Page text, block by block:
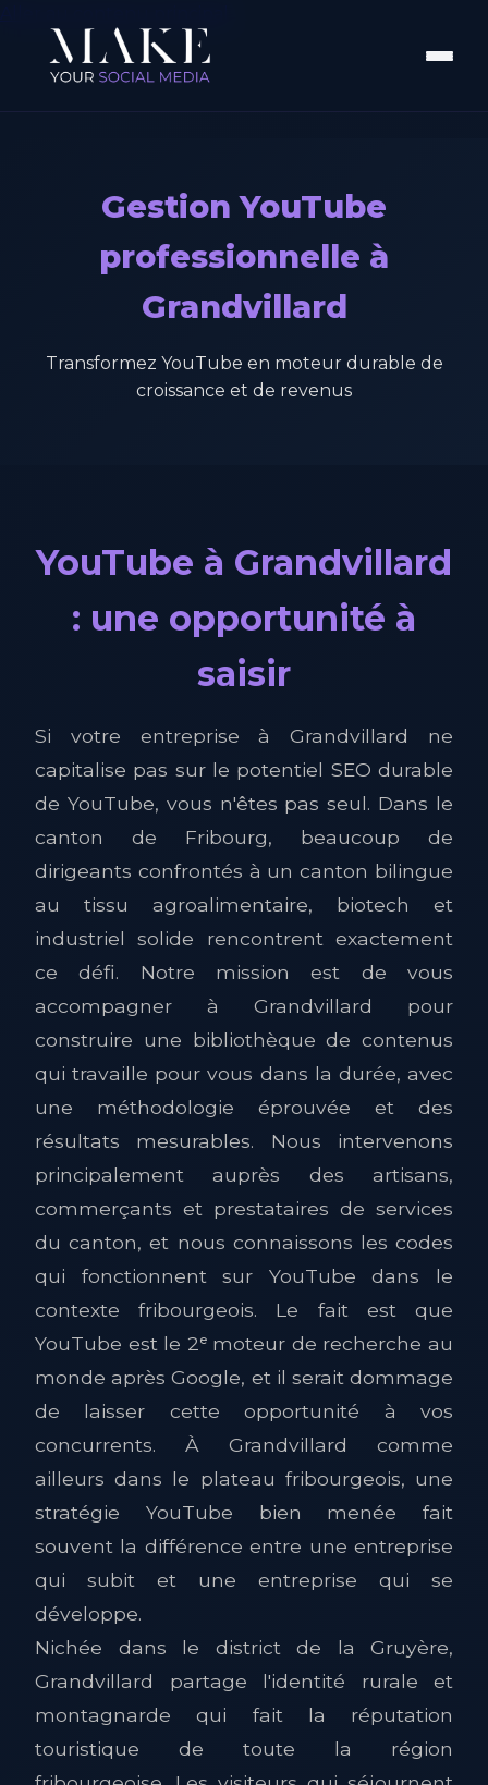
Gestion YouTube
professionnelle à
Grandvillard
Transformez YouTube en moteur durable de
croissance et de revenus
YouTube à Grandvillard
: une opportunité à
saisir
Si votre entreprise à Grandvillard ne
capitalise pas sur le potentiel SEO durable
de YouTube, vous n'êtes pas seul. Dans le
canton de Fribourg, beaucoup de
dirigeants confrontés à un canton bilingue
au tissu agroalimentaire, biotech et
industriel solide rencontrent exactement
ce défi. Notre mission est de vous
accompagner à Grandvillard pour
construire une bibliothèque de contenus
qui travaille pour vous dans la durée, avec
une méthodologie éprouvée et des
résultats mesurables. Nous intervenons
principalement auprès des artisans,
commerçants et prestataires de services
du canton, et nous connaissons les codes
qui fonctionnent sur YouTube dans le
contexte fribourgeois. Le fait est que
YouTube est le 2ᵉ moteur de recherche au
monde après Google, et il serait dommage
de laisser cette opportunité à vos
concurrents. À Grandvillard comme
ailleurs dans le plateau fribourgeois, une
stratégie YouTube bien menée fait
souvent la différence entre une entreprise
qui subit et une entreprise qui se
développe.
Nichée dans le district de la Gruyère,
Grandvillard partage l'identité rurale et
montagnarde qui fait la réputation
touristique de toute la région